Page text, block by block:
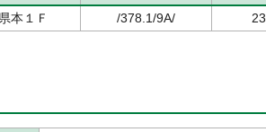
県本１Ｆ /378.1/9A/